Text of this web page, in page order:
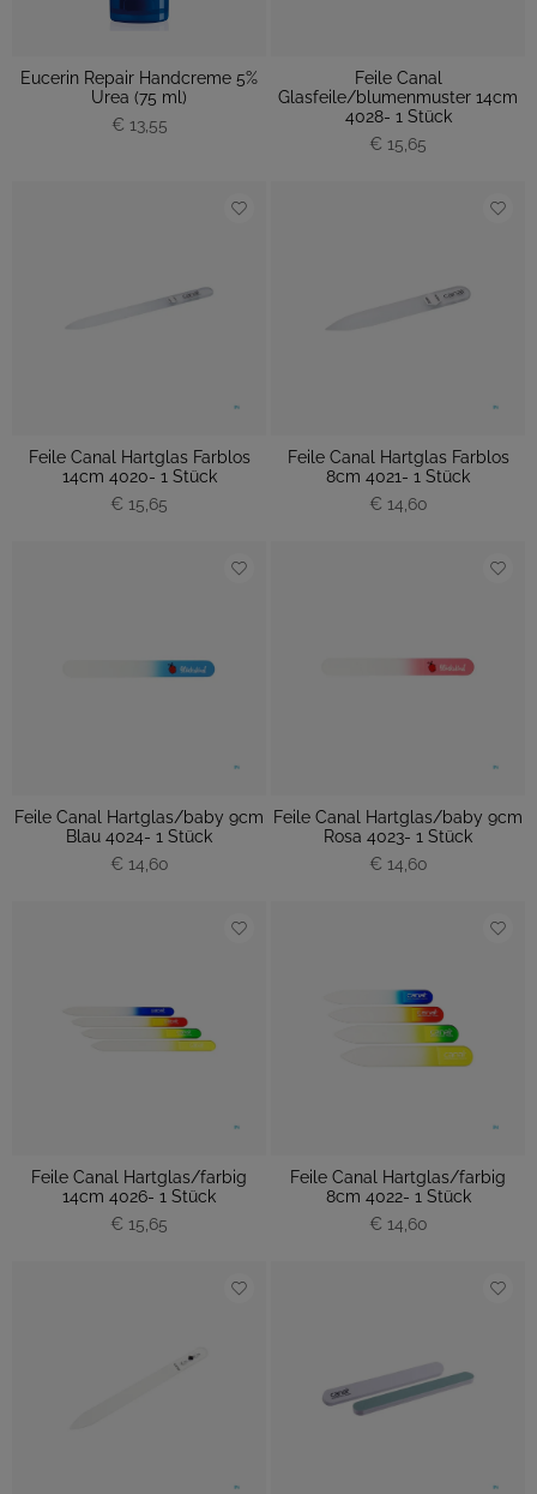
Eucerin Repair Handcreme 5%
Urea (75 ml)
€ 13,55
Feile Canal
Glasfeile/blumenmuster 14cm
4028- 1 Stück
€ 15,65
Feile Canal Hartglas Farblos
14cm 4020- 1 Stück
€ 15,65
Feile Canal Hartglas Farblos
8cm 4021- 1 Stück
€ 14,60
Feile Canal Hartglas/baby 9cm
Blau 4024- 1 Stück
€ 14,60
Feile Canal Hartglas/baby 9cm
Rosa 4023- 1 Stück
€ 14,60
Feile Canal Hartglas/farbig
14cm 4026- 1 Stück
€ 15,65
Feile Canal Hartglas/farbig
8cm 4022- 1 Stück
€ 14,60